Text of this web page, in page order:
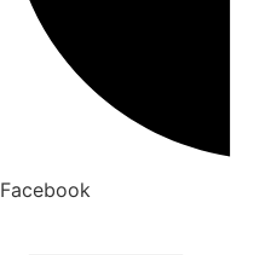
Facebook